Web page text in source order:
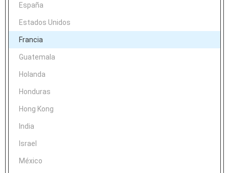
España
Estados Unidos
Francia
Guatemala
Holanda
Honduras
Hong Kong
India
Israel
México